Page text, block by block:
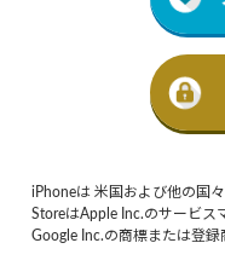
iPhoneは 米国および他の国
StoreはApple Inc.のサービス
Google Inc.の商標または登録